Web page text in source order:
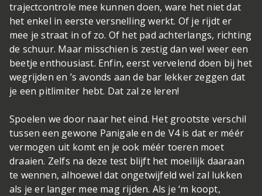
trajectcontrole mee kunnen doen, ware het niet dat
het enkel in eerste versnelling werkt. Of je rijdt er
mee je straat in of zo. Of het pad achterlangs, richting
de schuur. Maar misschien is zestig dan wel weer een
beetje enthousiast. Enfin, eerst vervelend doen bij het
wegrijden en ’s avonds aan de bar lekker zeggen dat
je een pitlimiter hebt. Dat zal ze leren!
Spoelen we door naar het eind. Het grootste verschil
tussen een gewone Panigale en de V4 is dat er méér
vermogen uit komt en je ook méér toeren moet
draaien. Zelfs na deze test blijft het moeilijk daaraan
te wennen, alhoewel dat ongetwijfeld wel zal lukken
als je er langer mee mag rijden. Als je ‘m koopt,